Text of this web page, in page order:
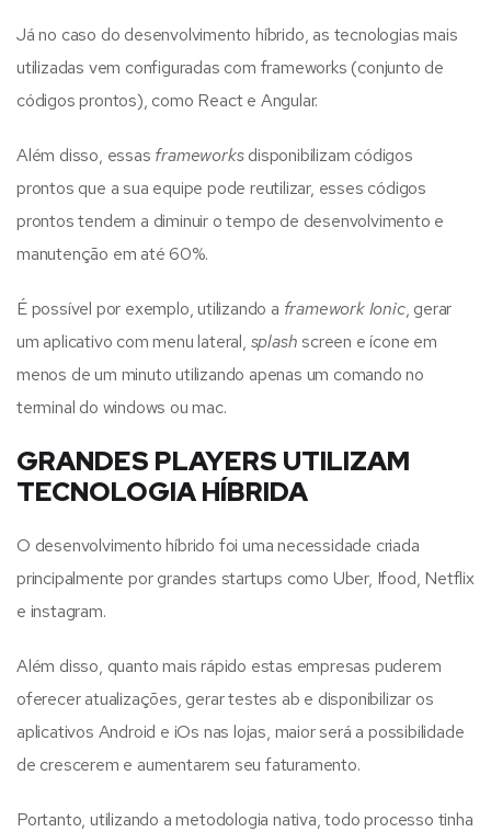
Já no caso do desenvolvimento híbrido, as tecnologias mais
utilizadas vem configuradas com frameworks (conjunto de
códigos prontos), como React e Angular.
Além disso, essas frameworksdisponibilizam códigos
prontos que a sua equipe pode reutilizar, esses códigos
prontos tendem a diminuir o tempo de desenvolvimento e
manutenção em até 60%.
É possível por exemplo, utilizando a frameworkIonic, gerar
um aplicativo com menu lateral, splash screen e ícone em
menos de um minuto utilizando apenas um comando no
terminal do windows ou mac.
GRANDES PLAYERS UTILIZAM
TECNOLOGIA HÍBRIDA
O desenvolvimento híbrido foi uma necessidade criada
principalmente por grandes startups como Uber, Ifood, Netflix
e instagram.
Além disso, quanto mais rápido estas empresas puderem
oferecer atualizações, gerar testes ab e disponibilizar os
aplicativos Android e iOs nas lojas, maior será a possibilidade
de crescerem e aumentarem seu faturamento.
Portanto, utilizando a metodologia nativa, todo processo tinha